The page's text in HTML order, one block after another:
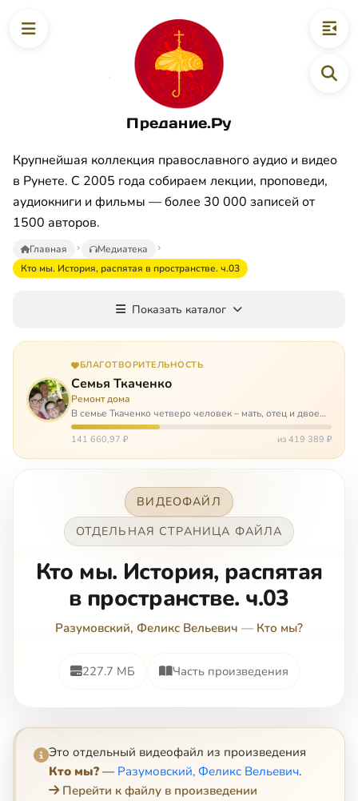
Предание.Ру
Крупнейшая коллекция православного аудио и видео
в Рунете. С 2005 года собираем лекции, проповеди,
аудиокниги и фильмы — более 30 000 записей от
1500 авторов.
Главная
Медиатека
Кто мы. История, распятая в пространстве. ч.03
Показать каталог
БЛАГОТВОРИТЕЛЬНОСТЬ
Семья Ткаченко
Ремонт дома
В семье Ткаченко четверо человек – мать, отец и двое
сыновей. И это семья – крепость. У них столько проблем
и бед, что хватило бы на много семей. Трое из четверых
141 660,97 ₽ из 419 389 ₽
ВИДЕОФАЙЛ
ОТДЕЛЬНАЯ СТРАНИЦА ФАЙЛА
Кто мы. История, распятая
в пространстве. ч.03
Разумовский, Феликс Вельевич — Кто мы?
227.7 МБ Часть произведения
Это отдельный видеофайл из произведения
Кто мы?— Разумовский, Феликс Вельевич.
Перейти к файлу в произведении